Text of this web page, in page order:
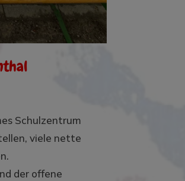
Schulzentrum
viele nette
der offene